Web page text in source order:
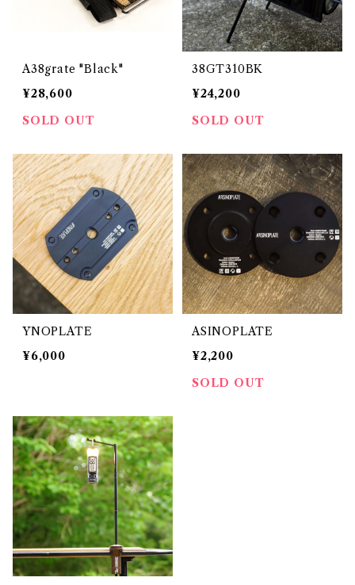
A38grate "Black"
¥28,600
SOLD OUT
38GT310BK
¥24,200
SOLD OUT
YNOPLATE
¥6,000
ASINOPLATE
¥2,200
SOLD OUT